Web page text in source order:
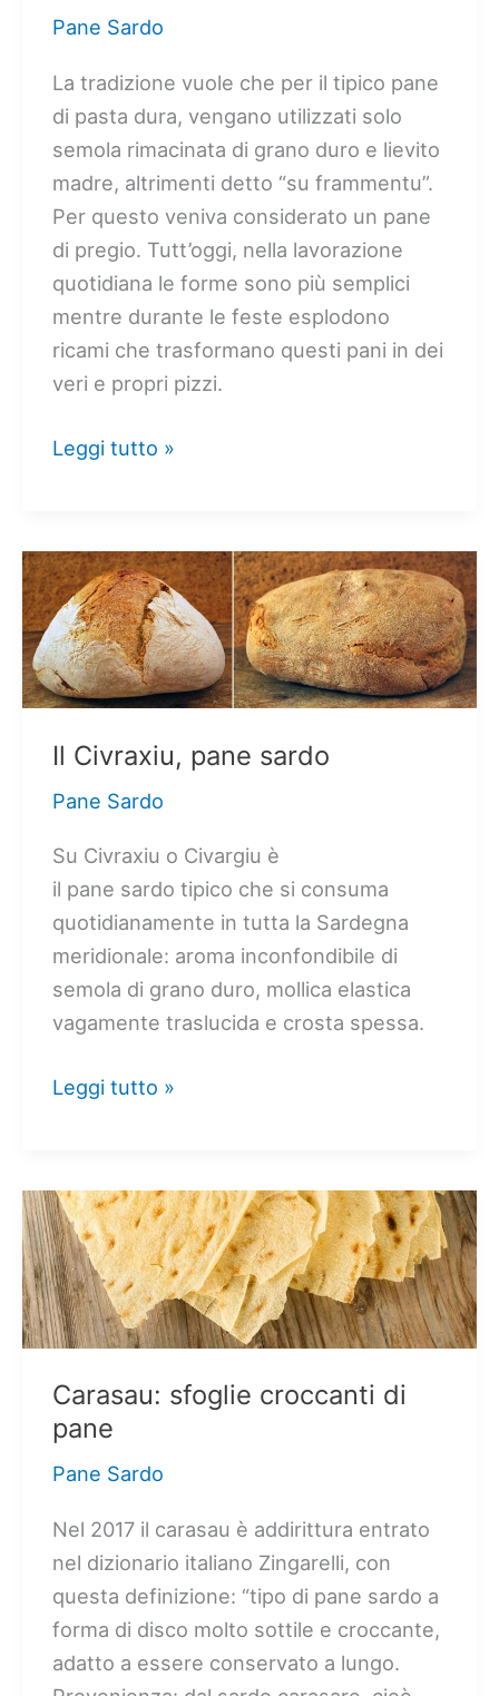
Pane Sardo
La tradizione vuole che per il tipico pane
di pasta dura, vengano utilizzati solo
semola rimacinata di grano duro e lievito
madre, altrimenti detto “su frammentu”.
Per questo veniva considerato un pane
di pregio. Tutt’oggi, nella lavorazione
quotidiana le forme sono più semplici
mentre durante le feste esplodono
ricami che trasformano questi pani in dei
veri e propri pizzi.
Coccoi:
a
pasta
dura
sardo
Leggi tutto »
Il Civraxiu, pane sardo
Pane Sardo
Su Civraxiu o Civargiu è
il pane sardo tipico che si consuma
quotidianamente in tutta la Sardegna
meridionale: aroma inconfondibile di
semola di grano duro, mollica elastica
vagamente traslucida e crosta spessa.
Il
sardo
Leggi tutto »
Carasau: sfoglie croccanti di
pane
Pane Sardo
Nel 2017 il carasau è addirittura entrato
nel dizionario italiano Zingarelli, con
questa definizione: “tipo di pane sardo a
forma di disco molto sottile e croccante,
adatto a essere conservato a lungo.